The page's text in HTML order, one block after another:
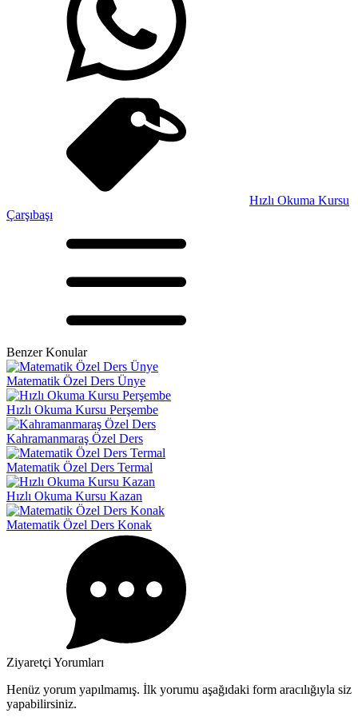
Hızlı Okuma Kursu
Çarşıbaşı
Benzer Konular
Matematik Özel Ders Ünye
Hızlı Okuma Kursu Perşembe
Kahramanmaraş Özel Ders
Matematik Özel Ders Termal
Hızlı Okuma Kursu Kazan
Matematik Özel Ders Konak
Ziyaretçi Yorumları
Henüz yorum yapılmamış. İlk yorumu aşağıdaki form aracılığıyla siz
yapabilirsiniz.